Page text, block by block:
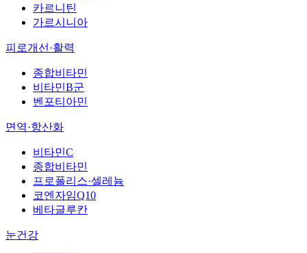
카르니틴
가르시니아
피로개선·활력
종합비타민
비타민B군
벤포티아민
면역·항산화
비타민C
종합비타민
프로폴리스·셀레늄
코엔자임Q10
베타글루칸
눈건강